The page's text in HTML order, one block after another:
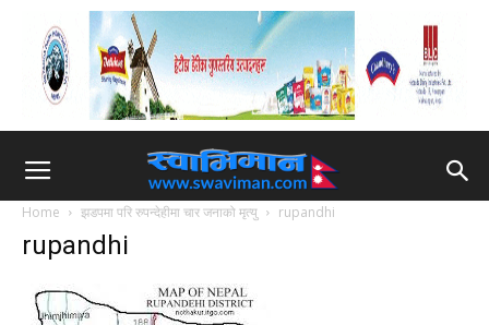
Home झडपमा परि रुपन्देहीमा चार जनाको मृत्यु rupandhi
rupandhi